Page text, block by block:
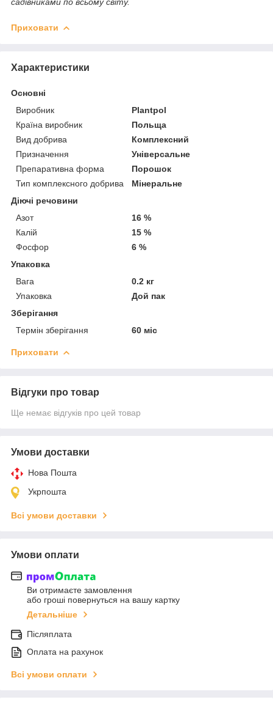
Приховати
Характеристики
Основні
Виробник
Plantpol
Країна виробник
Польща
Вид добрива
Комплексний
Призначення
Універсальне
Препаративна форма
Порошок
Тип комплексного добрива
Мінеральне
Діючі речовини
Азот
16 %
Калій
15 %
Фосфор
6 %
Упаковка
Вага
0.2 кг
Упаковка
Дой пак
Зберігання
Термін зберігання
60 міс
Приховати
Відгуки про товар
Ще немає відгуків про цей товар
Умови доставки
Нова Пошта
Укрпошта
Всі умови доставки
Умови оплати
Ви отримаєте замовлення
або гроші повернуться на вашу картку
Детальніше
Післяплата
Оплата на рахунок
Всі умови оплати